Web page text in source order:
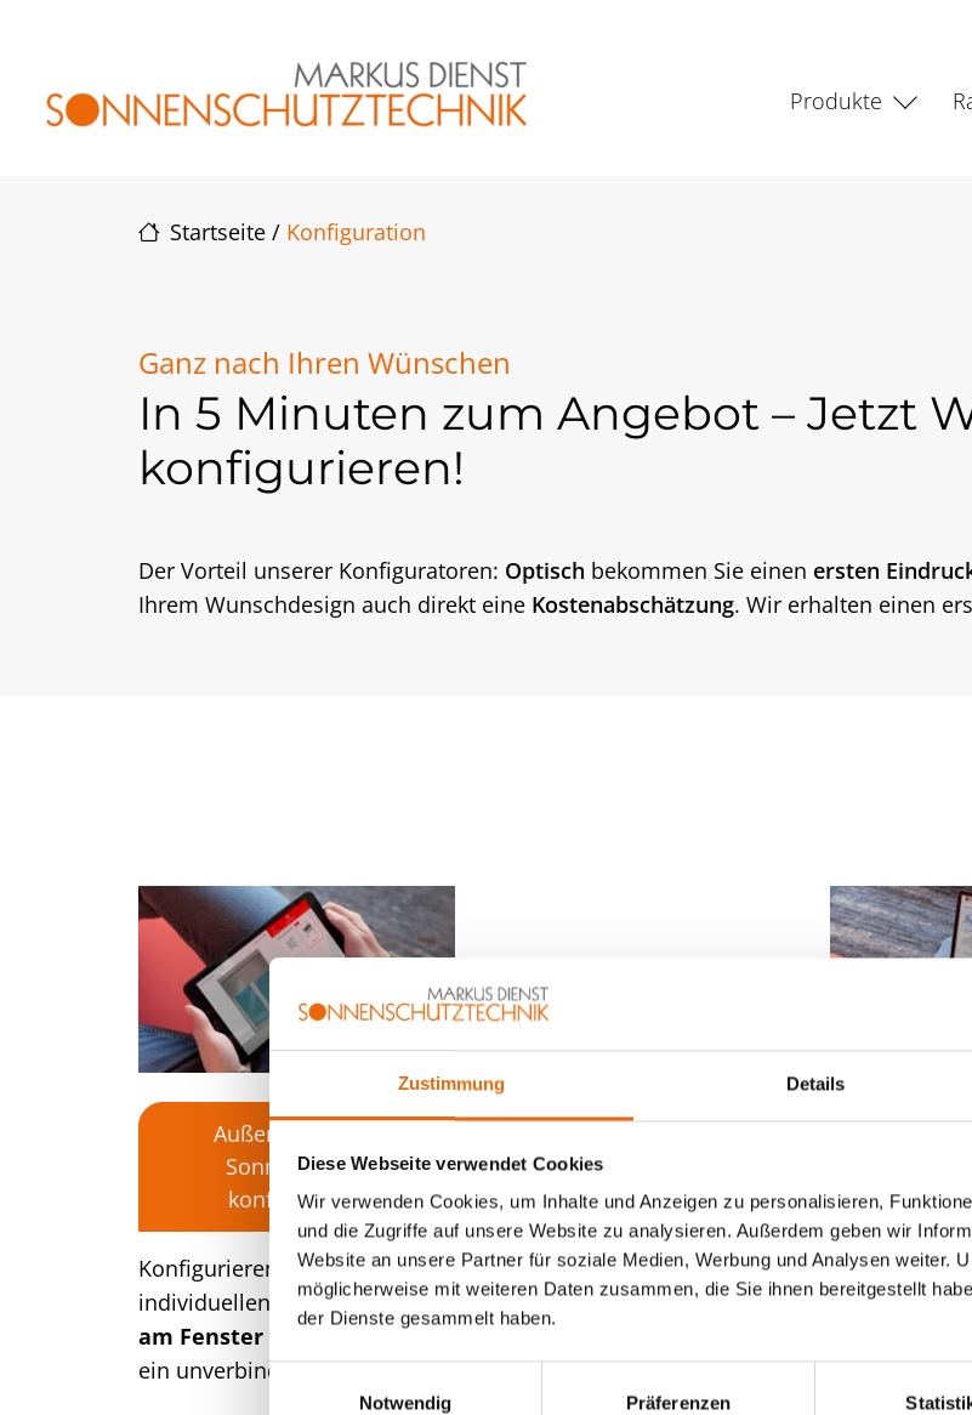
Zustimmung Details
Diese Webseite verwendet Cookies
Wir verwenden Cookies, um Inhalte und Anzeigen zu personalisieren,
und die Zugriffe auf unsere Website zu analysieren. Außerdem geben wir
Website an unsere Partner für soziale Medien, Werbung und Analysen weiter.
möglicherweise mit weiteren Daten zusammen, die Sie ihnen bereitgestellt
der Dienste gesammelt haben.
E
Notwendig Präferenzen
Hauptnavigation Produkte
Startseite / Konfiguration
Ganz nach Ihren Wünschen
In 5 Minuten zum Angebot – Jetzt
konfigurieren!
Der Vorteil unserer Konfiguratoren: Optisch bekommen Sie einen ersten
Ihrem Wunschdesign auch direkt eine Kostenabschätzung. Wir erhalten einen
Außenliegenden
Sonnenschutz
konfigurieren
Konfigurieren Sie Ihren
individuellen
Sonnenschutz
am Fenster und erhalten Sie
ein unverbindliches Angebot.
Living
Angebot.